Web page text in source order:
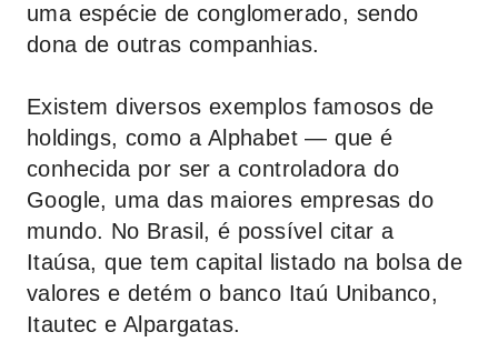
uma espécie de conglomerado, sendo
dona de outras companhias.
Existem diversos exemplos famosos de
holdings, como a Alphabet — que é
conhecida por ser a controladora do
Google, uma das maiores empresas do
mundo. No Brasil, é possível citar a
Itaúsa, que tem capital listado na bolsa de
valores e detém o banco Itaú Unibanco,
Itautec e Alpargatas.